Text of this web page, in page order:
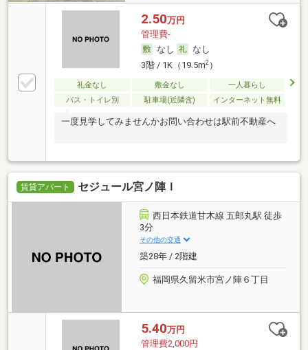
2.50万円
管理費-
なし
なし
3階 / 1K（19.5m2）
礼金なし 敷金なし
一人暮らし
バス・トイレ別
駐車場(近隣含) インターネット無料
一度見学してみませんかお問い合わせは駅前不動産へ
賃貸アパート セジュール宮ノ陣Ｉ
西日本鉄道甘木線 五郎丸駅 徒歩
3分
その他の交通
築28年 / 2階建
福岡県久留米市宮ノ陣６丁目
5.40万円
管理費2,000円